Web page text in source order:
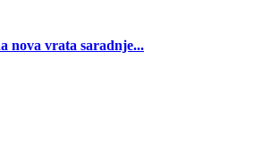
nova vrata saradnje...